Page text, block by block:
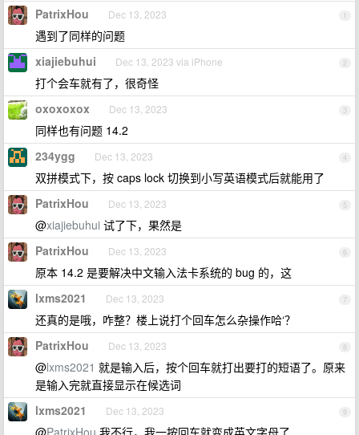
1
PatrixHou Dec 13, 2023
遇到了同样的问题
2
xiajiebuhui Dec 13, 2023 via iPhone
打个会车就有了，很奇怪
3
oxoxoxox Dec 13, 2023
同样也有问题 14.2
4
234ygg Dec 13, 2023
双拼模式下，按 caps lock 切换到小写英语模式后就能用了
5
PatrixHou Dec 13, 2023
@xiajiebuhui 试了下，果然是
6
PatrixHou Dec 13, 2023
原本 14.2 是要解决中文输入法卡系统的 bug 的，这
7
lxms2021 Dec 13, 2023
还真的是哦，咋整？楼上说打个回车怎么杂操作哈‘？
8
PatrixHou Dec 13, 2023
@lxms2021 就是输入后，按个回车就打出要打的短语了。原来
是输入完就直接显示在候选词
9
lxms2021 Dec 13, 2023
@PatrixHou 我不行，我一按回车就变成英文字母了